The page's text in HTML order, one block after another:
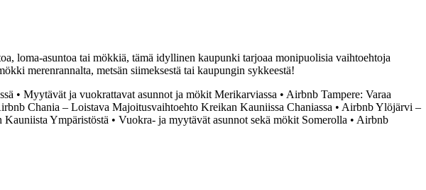
loma-asuntoa tai mökkiä, tämä idyllinen kaupunki tarjoaa monipuolisia vaihtoehtoja
merenrannalta, metsän siimeksestä tai kaupungin sykkeestä!
• Myytävät ja vuokrattavat asunnot ja mökit Merikarviassa • Airbnb Tampere: Varaa
Chania – Loistava Majoitusvaihtoehto Kreikan Kauniissa Chaniassa • Airbnb Ylöjärvi –
Ympäristöstä • Vuokra- ja myytävät asunnot sekä mökit Somerolla • Airbnb